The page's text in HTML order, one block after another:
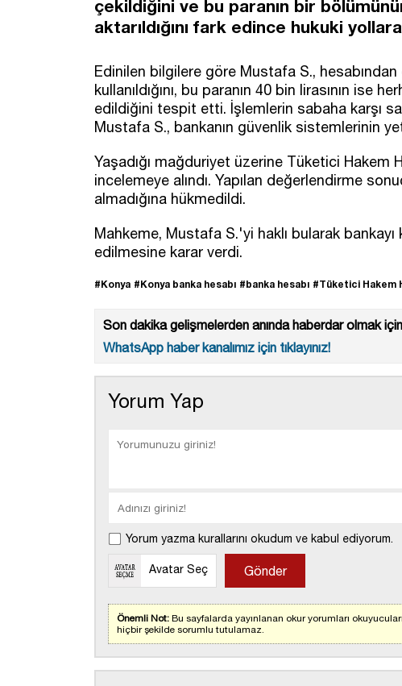
çekildiğini ve bu paranın bir
aktarıldığını fark edince hukuki
Edinilen bilgilere göre Mustafa S.,
kullanıldığını, bu paranın 40 bin lirasının
edildiğini tespit etti. İşlemlerin sabaha karşı
Mustafa S., bankanın güvenlik sistemlerinin
Yaşadığı mağduriyet üzerine Tüketici
incelemeye alındı. Yapılan değerlendirme
almadığına hükmedildi.
Mahkeme, Mustafa S.'yi haklı bularak
edilmesine karar verdi.
#Konya #Konya banka hesabı #banka hesabı #Tüketici Hakem
Son dakika gelişmelerden anında haberdar olmak
WhatsApp haber kanalımız için tıklayınız!
Yorum Yap
Yorum yazma kurallarını okudum ve kabul ediyorum.
Avatar Seç
Önemli Not: Bu sayfalarda yayınlanan okur yorumları
hiçbir şekilde sorumlu tutulamaz.